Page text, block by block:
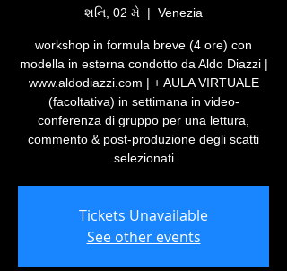
શનિ, 02 મે
  |
Venezia
workshop in formula breve (4 ore) con
modella in esterna condotto da Aldo Diazzi |
www.aldodiazzi.com | + AULA VIRTUALE
(facoltativa) in settimana in video-
conferenza di gruppo per una lettura,
commento & post-produzione degli scatti
selezionati
Tickets Unavailable
See other events